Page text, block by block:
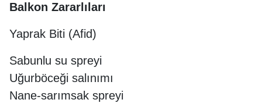
Balkon Zararlıları
Yaprak Biti (Afid)
Sabunlu su spreyi
Uğurböceği salınımı
Nane-sarımsak spreyi